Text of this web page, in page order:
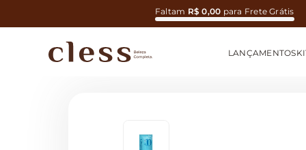
Faltam R$ 0,00 para Frete Grátis
LANÇAMENTOS